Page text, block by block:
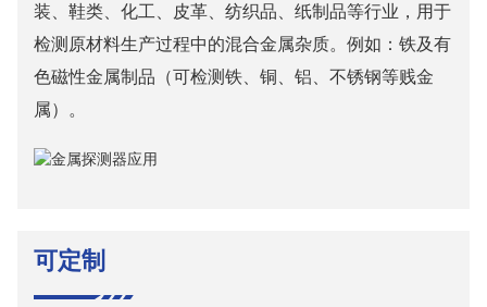
装、鞋类、化工、皮革、纺织品、纸制品等行业，用于
检测原材料生产过程中的混合金属杂质。例如：铁及有
色磁性金属制品（可检测铁、铜、铝、不锈钢等贱金
属）。
可定制